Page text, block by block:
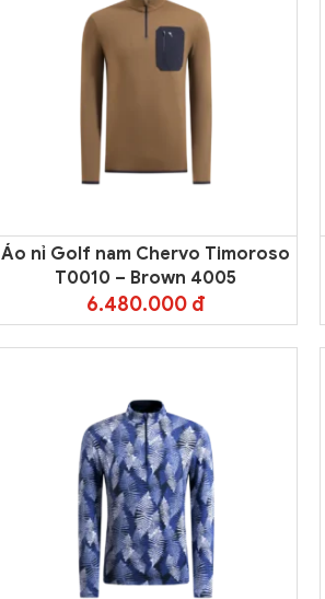
Áo nỉ Golf nam Chervo Timoroso
T0010 – Brown 4005
6.480.000 đ